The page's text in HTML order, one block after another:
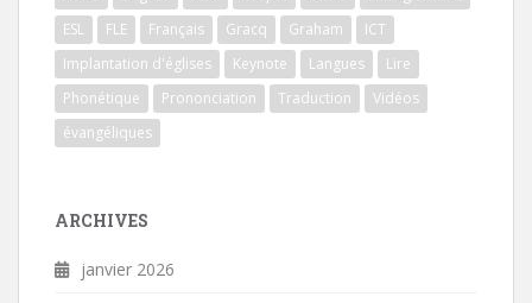
ESL
FLE Français Gracq Graham
ICT
Implantation d'églises
Keynote Langues
Lire
Phonétique
Prononciation Traduction
Vidéos
évangéliques
ARCHIVES
janvier 2026